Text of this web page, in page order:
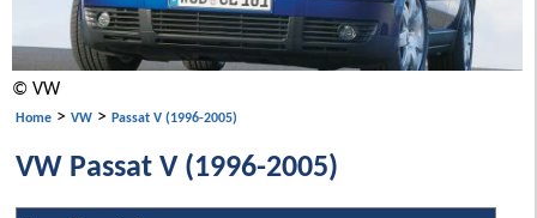
© VW
Home > VW > Passat V (1996-2005)
VW Passat V (1996-2005)